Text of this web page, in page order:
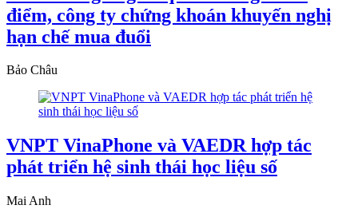
điểm, công ty chứng khoán khuyến nghị
hạn chế mua đuổi
Bảo Châu
VNPT VinaPhone và VAEDR hợp tác
phát triển hệ sinh thái học liệu số
Mai Anh